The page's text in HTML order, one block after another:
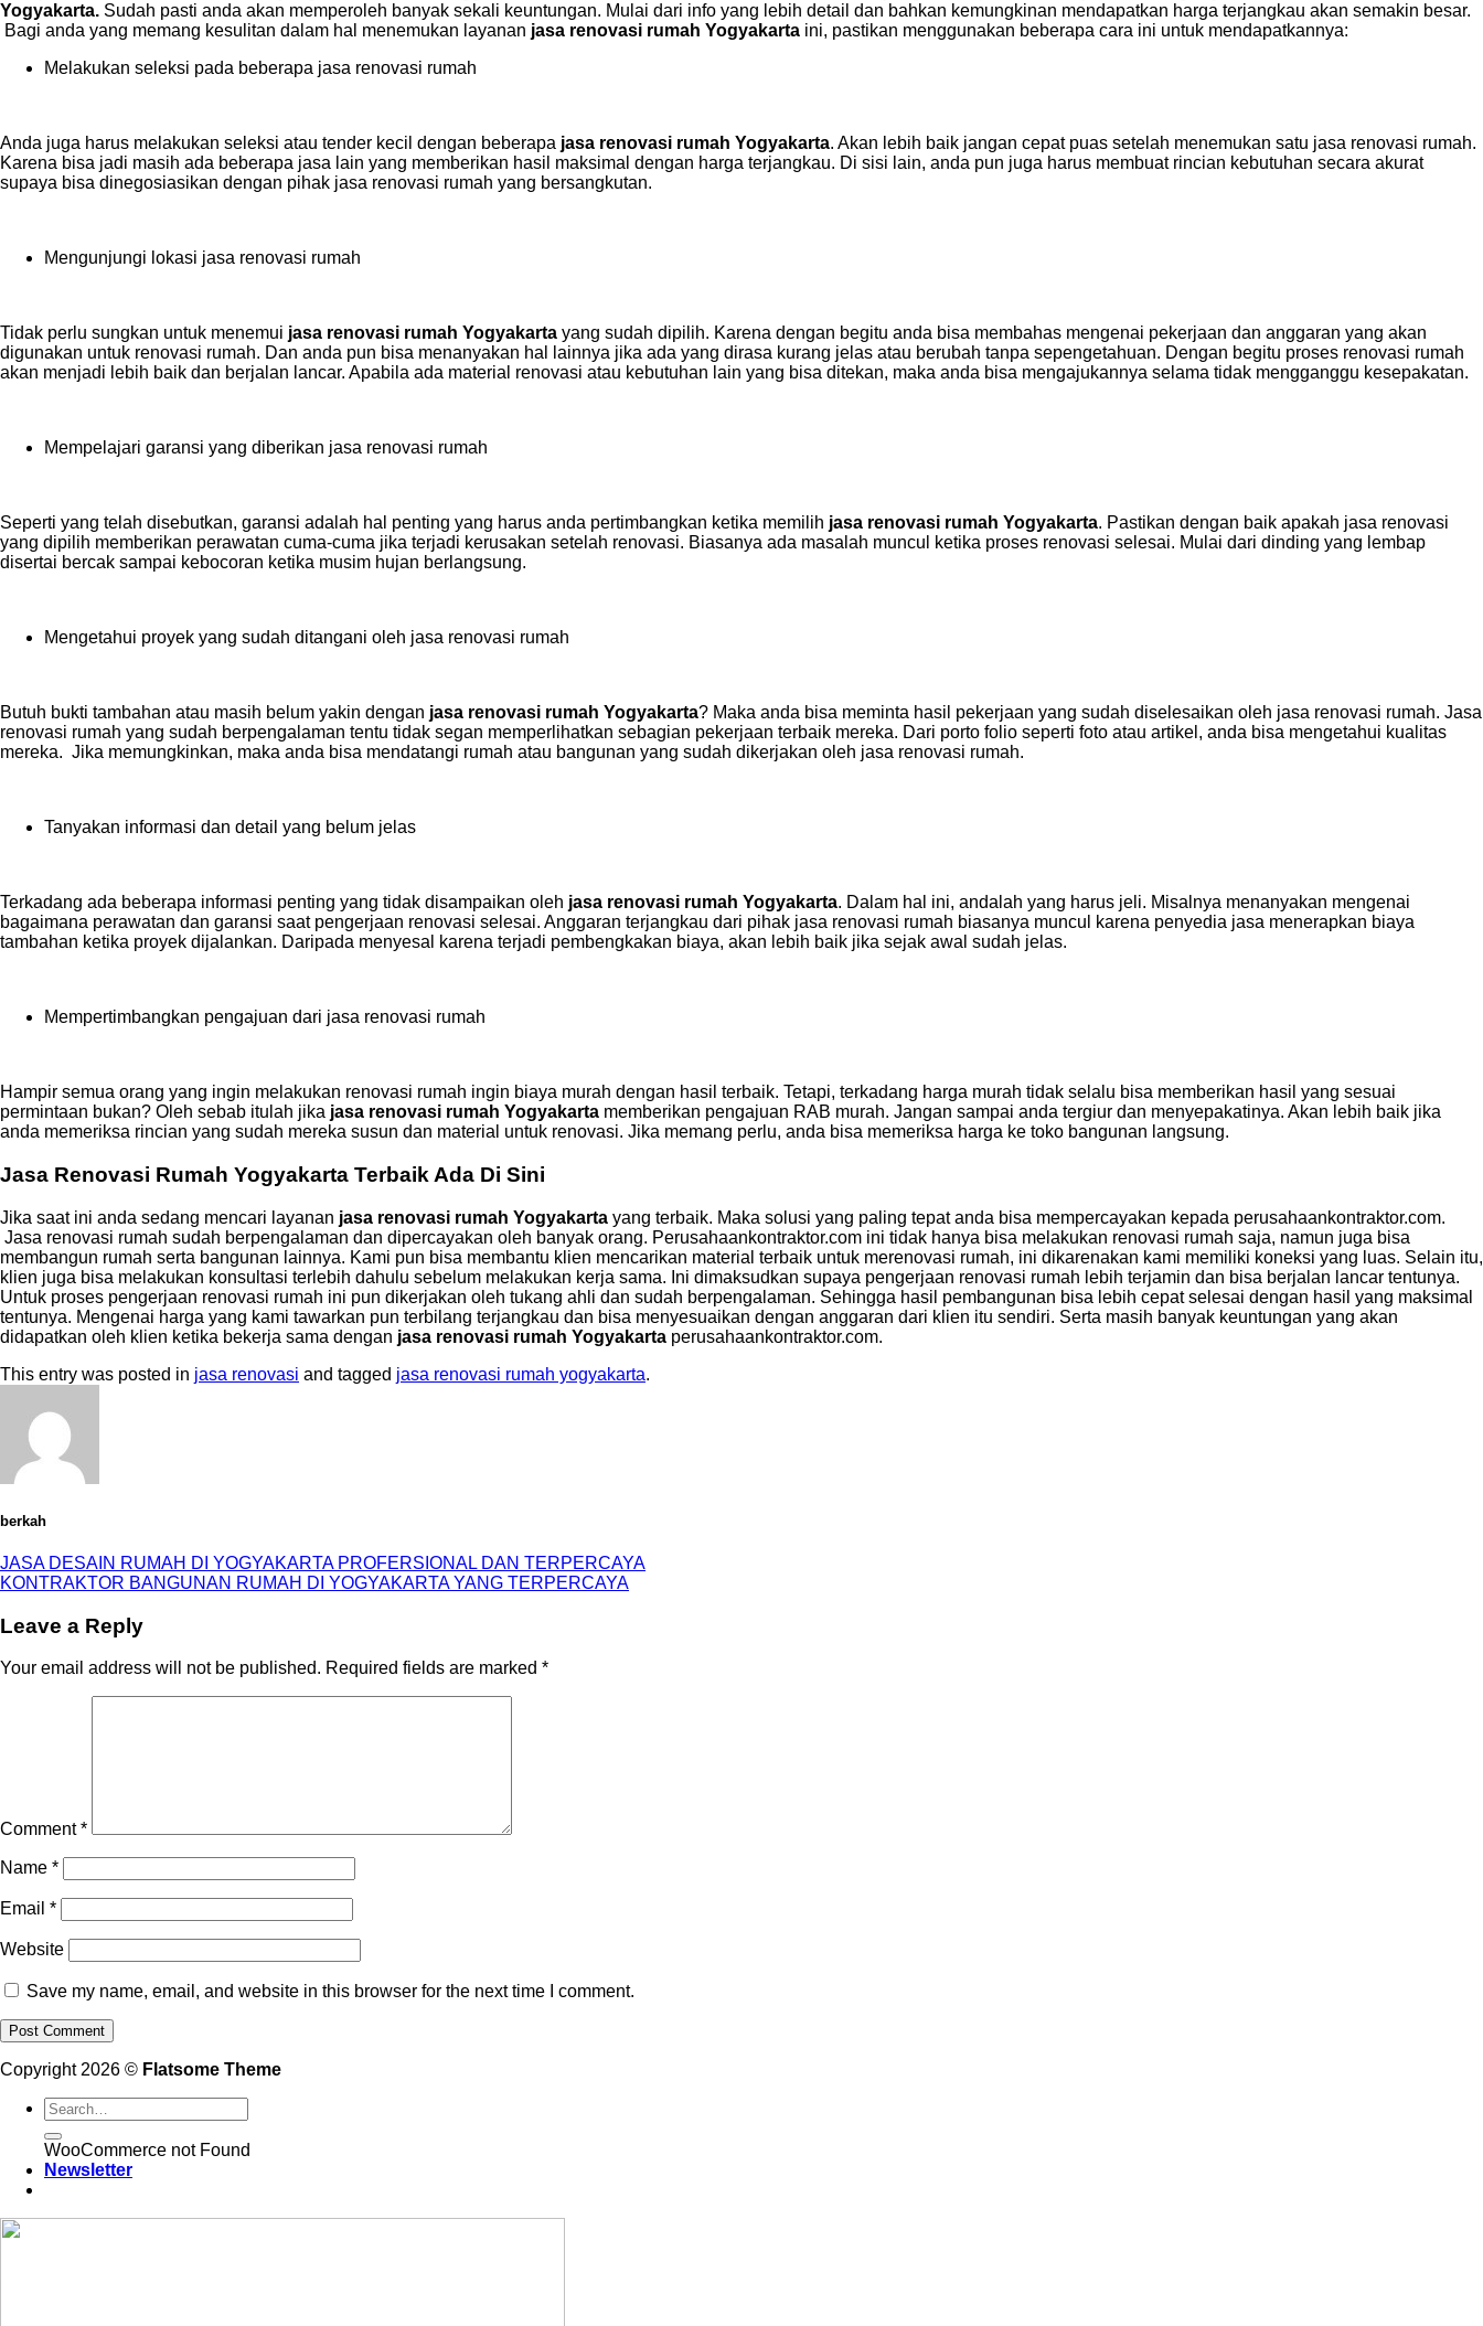
Yogyakarta. Sudah pasti anda akan memperoleh banyak sekali keuntungan. Mulai dari info yang lebih detail dan bahkan kemungkinan mendapatkan harga terjangkau akan semakin besar.
Bagi anda yang memang kesulitan dalam hal menemukan layanan jasa renovasi rumah Yogyakarta ini, pastikan menggunakan beberapa cara ini untuk mendapatkannya:
Melakukan seleksi pada beberapa jasa renovasi rumah
Anda juga harus melakukan seleksi atau tender kecil dengan beberapa jasa renovasi rumah Yogyakarta. Akan lebih baik jangan cepat puas setelah menemukan satu jasa renovasi rumah.
Karena bisa jadi masih ada beberapa jasa lain yang memberikan hasil maksimal dengan harga terjangkau. Di sisi lain, anda pun juga harus membuat rincian kebutuhan secara akurat
supaya bisa dinegosiasikan dengan pihak jasa renovasi rumah yang bersangkutan.
Mengunjungi lokasi jasa renovasi rumah
Tidak perlu sungkan untuk menemui jasa renovasi rumah Yogyakarta yang sudah dipilih. Karena dengan begitu anda bisa membahas mengenai pekerjaan dan anggaran yang akan
digunakan untuk renovasi rumah. Dan anda pun bisa menanyakan hal lainnya jika ada yang dirasa kurang jelas atau berubah tanpa sepengetahuan. Dengan begitu proses renovasi rumah
akan menjadi lebih baik dan berjalan lancar. Apabila ada material renovasi atau kebutuhan lain yang bisa ditekan, maka anda bisa mengajukannya selama tidak mengganggu kesepakatan.
Mempelajari garansi yang diberikan jasa renovasi rumah
Seperti yang telah disebutkan, garansi adalah hal penting yang harus anda pertimbangkan ketika memilih jasa renovasi rumah Yogyakarta. Pastikan dengan baik apakah jasa renovasi
yang dipilih memberikan perawatan cuma-cuma jika terjadi kerusakan setelah renovasi. Biasanya ada masalah muncul ketika proses renovasi selesai. Mulai dari dinding yang lembap
disertai bercak sampai kebocoran ketika musim hujan berlangsung.
Mengetahui proyek yang sudah ditangani oleh jasa renovasi rumah
Butuh bukti tambahan atau masih belum yakin dengan jasa renovasi rumah Yogyakarta? Maka anda bisa meminta hasil pekerjaan yang sudah diselesaikan oleh jasa renovasi rumah. Jasa
renovasi rumah yang sudah berpengalaman tentu tidak segan memperlihatkan sebagian pekerjaan terbaik mereka. Dari porto folio seperti foto atau artikel, anda bisa mengetahui kualitas
mereka. Jika memungkinkan, maka anda bisa mendatangi rumah atau bangunan yang sudah dikerjakan oleh jasa renovasi rumah.
Tanyakan informasi dan detail yang belum jelas
Terkadang ada beberapa informasi penting yang tidak disampaikan oleh jasa renovasi rumah Yogyakarta. Dalam hal ini, andalah yang harus jeli. Misalnya menanyakan mengenai
bagaimana perawatan dan garansi saat pengerjaan renovasi selesai. Anggaran terjangkau dari pihak jasa renovasi rumah biasanya muncul karena penyedia jasa menerapkan biaya
tambahan ketika proyek dijalankan. Daripada menyesal karena terjadi pembengkakan biaya, akan lebih baik jika sejak awal sudah jelas.
Mempertimbangkan pengajuan dari jasa renovasi rumah
Hampir semua orang yang ingin melakukan renovasi rumah ingin biaya murah dengan hasil terbaik. Tetapi, terkadang harga murah tidak selalu bisa memberikan hasil yang sesuai
permintaan bukan? Oleh sebab itulah jika jasa renovasi rumah Yogyakarta memberikan pengajuan RAB murah. Jangan sampai anda tergiur dan menyepakatinya. Akan lebih baik jika
anda memeriksa rincian yang sudah mereka susun dan material untuk renovasi. Jika memang perlu, anda bisa memeriksa harga ke toko bangunan langsung.
Jasa Renovasi Rumah Yogyakarta Terbaik Ada Di Sini
Jika saat ini anda sedang mencari layanan jasa renovasi rumah Yogyakarta yang terbaik. Maka solusi yang paling tepat anda bisa mempercayakan kepada perusahaankontraktor.com.
Jasa renovasi rumah sudah berpengalaman dan dipercayakan oleh banyak orang. Perusahaankontraktor.com ini tidak hanya bisa melakukan renovasi rumah saja, namun juga bisa
membangun rumah serta bangunan lainnya. Kami pun bisa membantu klien mencarikan material terbaik untuk merenovasi rumah, ini dikarenakan kami memiliki koneksi yang luas. Selain itu,
klien juga bisa melakukan konsultasi terlebih dahulu sebelum melakukan kerja sama. Ini dimaksudkan supaya pengerjaan renovasi rumah lebih terjamin dan bisa berjalan lancar tentunya.
Untuk proses pengerjaan renovasi rumah ini pun dikerjakan oleh tukang ahli dan sudah berpengalaman. Sehingga hasil pembangunan bisa lebih cepat selesai dengan hasil yang maksimal
tentunya. Mengenai harga yang kami tawarkan pun terbilang terjangkau dan bisa menyesuaikan dengan anggaran dari klien itu sendiri. Serta masih banyak keuntungan yang akan
didapatkan oleh klien ketika bekerja sama dengan jasa renovasi rumah Yogyakarta perusahaankontraktor.com.
This entry was posted in jasa renovasi and tagged jasa renovasi rumah yogyakarta.
berkah
JASA DESAIN RUMAH DI YOGYAKARTA PROFERSIONAL DAN TERPERCAYA
KONTRAKTOR BANGUNAN RUMAH DI YOGYAKARTA YANG TERPERCAYA
Leave a Reply
Your email address will not be published. Required fields are marked *
Comment*
Name *
Email *
Website
Save my name, email, and website in this browser for the next time I comment.
Copyright 2026 © Flatsome Theme
WooCommerce not Found
Newsletter